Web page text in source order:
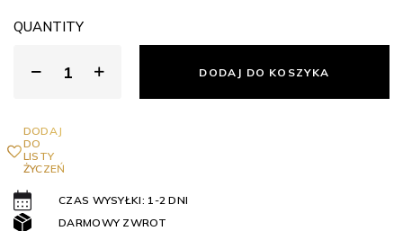
QUANTITY
DODAJ DO KOSZYKA
DODAJ
DO
LISTY
ŻYCZEŃ
CZAS WYSYŁKI: 1-2 DNI
DARMOWY ZWROT